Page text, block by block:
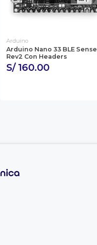
Arduino
Arduino Nano 33 BLE Sense
Rev2 Con Headers
S/ 160.00